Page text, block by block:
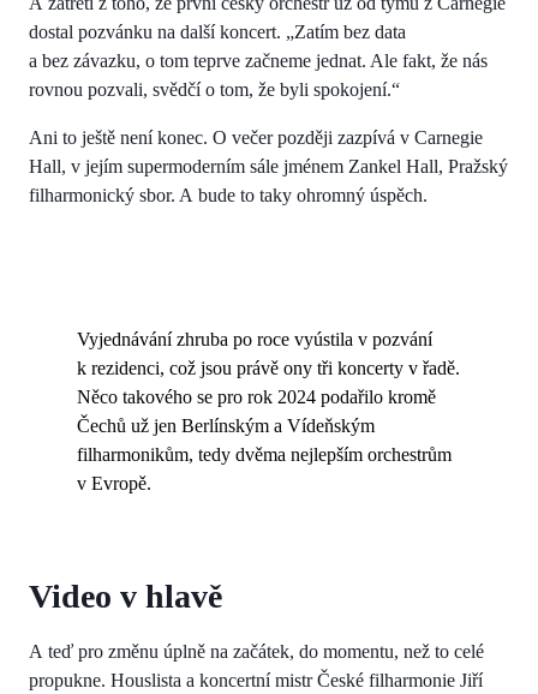
dostal pozvánku na další koncert. „Zatím bez data
a bez závazku, o tom teprve začneme jednat. Ale fakt, že nás
rovnou pozvali, svědčí o tom, že byli spokojení.“
Ani to ještě není konec. O večer později zazpívá v Carnegie
Hall, v jejím supermoderním sále jménem Zankel Hall, Pražský
filharmonický sbor. A bude to taky ohromný úspěch.
Vyjednávání zhruba po roce vyústila v pozvání
k rezidenci, což jsou právě ony tři koncerty v řadě.
Něco takového se pro rok 2024 podařilo kromě
Čechů už jen Berlínským a Vídeňským
filharmonikům, tedy dvěma nejlepším orchestrům
v Evropě.
Video v hlavě
A teď pro změnu úplně na začátek, do momentu, než to celé
propukne. Houslista a koncertní mistr České filharmonie Jiří